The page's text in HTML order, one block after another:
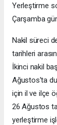
Yerleştirme
Çarşamba
Nakil süreci
tarihleri
İkinci nakil
Ağustos'ta
için il ve ilçe
26 Ağustos
yerleştirme